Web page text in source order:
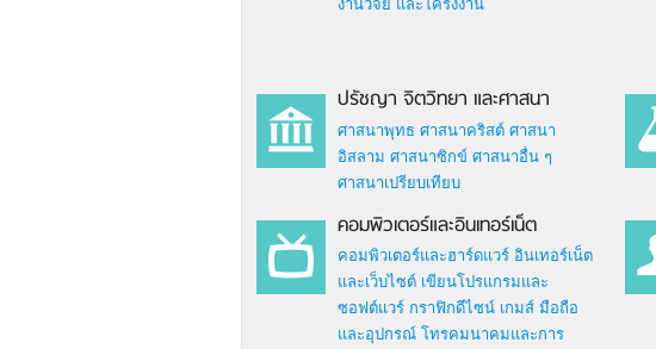
งานวิจัย และโครงงาน
ปรัชญา จิตวิทยา และศาสนา
ศาสนาพุทธ ศาสนาคริสต์ ศาสนา
อิสลาม ศาสนาซิกข์ ศาสนาอื่น ๆ
ศาสนาเปรียบเทียบ
คอมพิวเตอร์และอินเทอร์เน็ต
คอมพิวเตอร์และฮาร์ดแวร์ อินเทอร์เน็ต
และเว็บไซต์ เขียนโปรแกรมและ
ซอฟต์แวร์ กราฟิกดีไซน์ เกมส์ มือถือ
และอุปกรณ์ โทรคมนาคมและการ